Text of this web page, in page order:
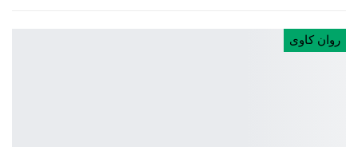
روان کاوی